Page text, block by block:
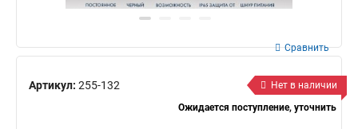
Артикул: 255-132
Сравнить
Нет в наличии
Ожидается поступление, уточнить